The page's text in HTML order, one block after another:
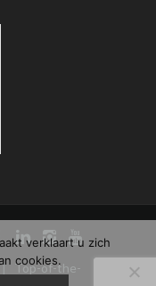
| Top-of-the-
verklaart u zich
cookies.